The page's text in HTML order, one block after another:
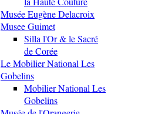
Musée Eugène Delacroix
Musee Guimet
Silla l'Or & le Sacré
de Corée
Le Mobilier National Les
Gobelins
Mobilier National Les
Gobelins